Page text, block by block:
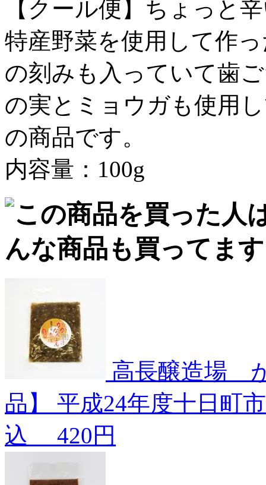
【クール便】ちょっと
特産野菜を使用して作
の刻みも入っていて歯
の実とミョウガも使用
の商品です。
内容量：100g
高長醸造場
品】
平成24年度十日町
込
420円